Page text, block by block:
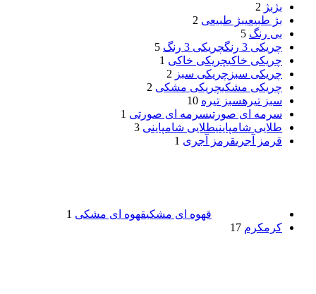
بژ بژ 2
بژ طبیعیبژ طبیعی 2
بی رنگ 5
چریکی 3 رنگ
چریکی 3 رنگ
5
چریکی خاکیچریکی خاکی 1
چریکی سبز چریکی سبز 2
چریکی مشکیچریکی مشکی 2
سبز تیرهسبز تیره 10
سرمه ای صورتیسرمه ای صورتی 1
طلایی شامپاینیطلایی شامپاینی 3
قرمز آجریقرمز آجری 1
قهوه ای مشکیقهوه ای مشکی 1
کرمکرم 17